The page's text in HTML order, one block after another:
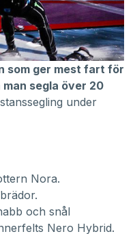
som ger mest fart för
segla över 20
under
Nora.
och snål
Nero Hybrid.